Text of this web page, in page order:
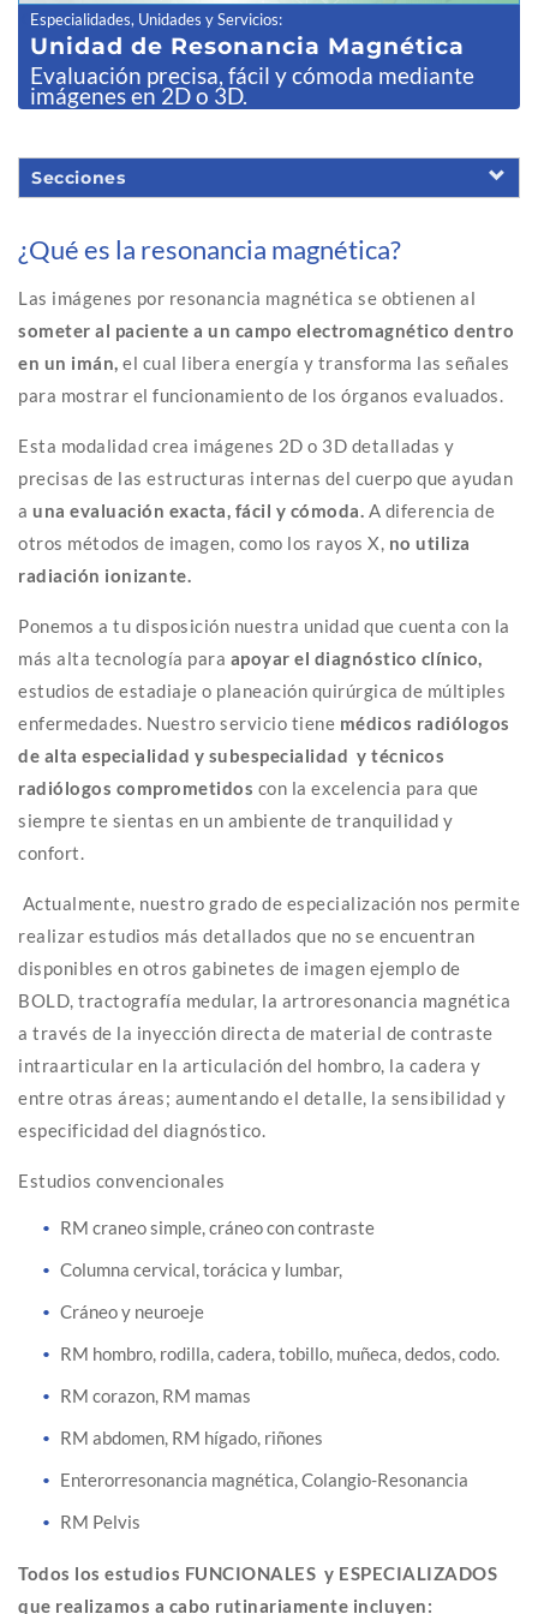
Especialidades, Unidades y Servicios:
Unidad de Resonancia Magnética
Evaluación precisa, fácil y cómoda mediante
imágenes en 2D o 3D.
Secciones
¿Qué es la resonancia magnética?
Las imágenes por resonancia magnética se obtienen al
someter al paciente a un campo electromagnético dentro
en un imán, el cual libera energía y transforma las señales
para mostrar el funcionamiento de los órganos evaluados.
Esta modalidad crea imágenes 2D o 3D detalladas y
precisas de las estructuras internas del cuerpo que ayudan
a una evaluación exacta, fácil y cómoda. A diferencia de
otros métodos de imagen, como los rayos X, no utiliza
radiación ionizante.
Ponemos a tu disposición nuestra unidad que cuenta con la
más alta tecnología para apoyar el diagnóstico clínico,
estudios de estadiaje o planeación quirúrgica de múltiples
enfermedades. Nuestro servicio tiene médicos radiólogos
de alta especialidad y subespecialidad y técnicos
radiólogos comprometidos con la excelencia para que
siempre te sientas en un ambiente de tranquilidad y
confort.
Actualmente, nuestro grado de especialización nos permite
realizar estudios más detallados que no se encuentran
disponibles en otros gabinetes de imagen ejemplo de
BOLD, tractografía medular, la artroresonancia magnética
a través de la inyección directa de material de contraste
intraarticular en la articulación del hombro, la cadera y
entre otras áreas; aumentando el detalle, la sensibilidad y
especificidad del diagnóstico.
Estudios convencionales
RM craneo simple, cráneo con contraste
Columna cervical, torácica y lumbar,
Cráneo y neuroeje
RM hombro, rodilla, cadera, tobillo, muñeca, dedos, codo.
RM corazon, RM mamas
RM abdomen, RM hígado, riñones
Enterorresonancia magnética, Colangio-Resonancia
RM Pelvis
Todos los estudios FUNCIONALES y ESPECIALIZADOS
que realizamos a cabo rutinariamente incluyen: